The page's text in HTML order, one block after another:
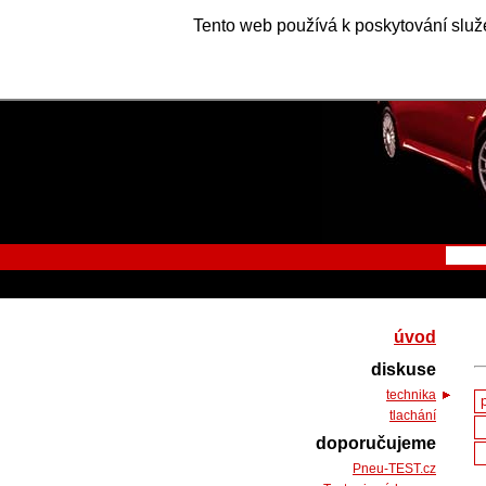
Tento web používá k poskytování
úvod
diskuse
technika
tlachání
doporučujeme
Pneu-TEST.cz